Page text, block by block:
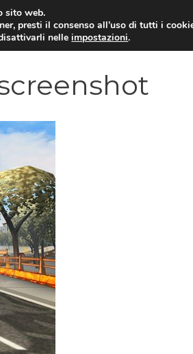
NEWS RECENSIONI
sito web.
presti il consenso all’uso di tutti i
nelleimpostazioni.